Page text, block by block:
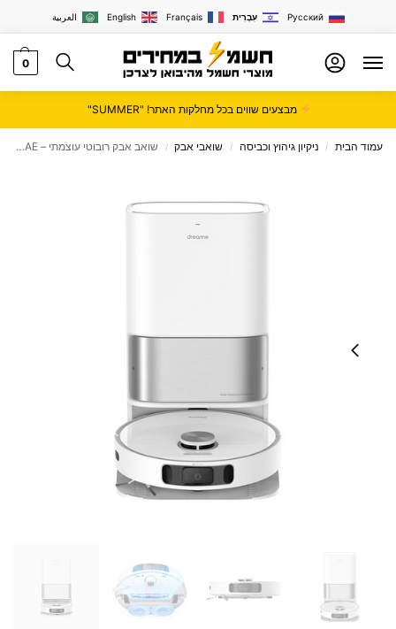
العربية English Français עִבְרִית Русский
0
מבצעים שווים בכל מחלקות האתר! "SUMMER"
עמוד הבית / ניקיון גיהוץ וכביסה / שואבי אבק / שואב אבק רובוטי עוצמתי – Dreame L40 Ultra AE – צבע לבן שלוש שנות אחריות ע"י היבואן הרשמי